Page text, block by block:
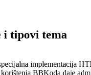
i tipovi tema
implementacija
BBKoda daje